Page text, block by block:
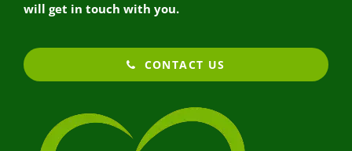
will get in touch with you.
CONTACT US